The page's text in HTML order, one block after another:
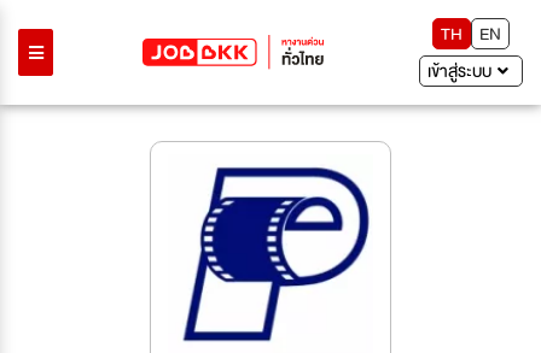
TH
EN
เข้าสู่ระบบ